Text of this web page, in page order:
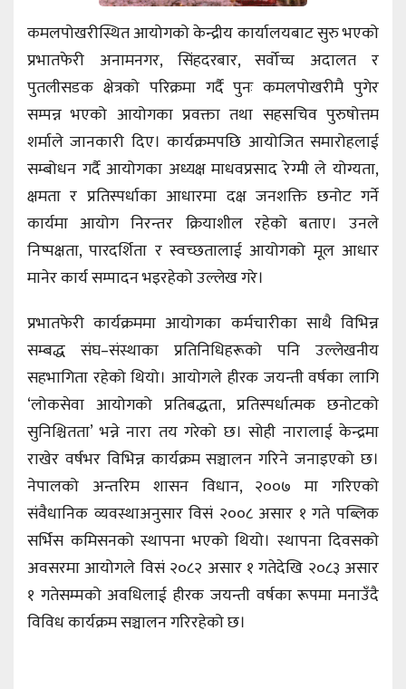
कमलपोखरीस्थित आयोगको केन्द्रीय कार्यालयबाट सुरु भएको
प्रभातफेरी अनामनगर, सिंहदरबार, सर्वोच्च अदालत र
पुतलीसडक क्षेत्रको परिक्रमा गर्दै पुनः कमलपोखरीमै पुगेर
सम्पन्न भएको आयोगका प्रवक्ता तथा सहसचिव पुरुषोत्तम
शर्माले जानकारी दिए। कार्यक्रमपछि आयोजित समारोहलाई
सम्बोधन गर्दै आयोगका अध्यक्ष माधवप्रसाद रेग्मी ले योग्यता,
क्षमता र प्रतिस्पर्धाका आधारमा दक्ष जनशक्ति छनोट गर्ने
कार्यमा आयोग निरन्तर क्रियाशील रहेको बताए। उनले
निष्पक्षता, पारदर्शिता र स्वच्छतालाई आयोगको मूल आधार
मानेर कार्य सम्पादन भइरहेको उल्लेख गरे।
प्रभातफेरी कार्यक्रममा आयोगका कर्मचारीका साथै विभिन्न
सम्बद्ध संघ–संस्थाका प्रतिनिधिहरूको पनि उल्लेखनीय
सहभागिता रहेको थियो। आयोगले हीरक जयन्ती वर्षका लागि
‘लोकसेवा आयोगको प्रतिबद्धता, प्रतिस्पर्धात्मक छनोटको
सुनिश्चितता’ भन्ने नारा तय गरेको छ। सोही नारालाई केन्द्रमा
राखेर वर्षभर विभिन्न कार्यक्रम सञ्चालन गरिने जनाइएको छ।
नेपालको अन्तरिम शासन विधान, २००७ मा गरिएको
संवैधानिक व्यवस्थाअनुसार विसं २००८ असार १ गते पब्लिक
सर्भिस कमिसनको स्थापना भएको थियो। स्थापना दिवसको
अवसरमा आयोगले विसं २०८२ असार १ गतेदेखि २०८३ असार
१ गतेसम्मको अवधिलाई हीरक जयन्ती वर्षका रूपमा मनाउँदै
विविध कार्यक्रम सञ्चालन गरिरहेको छ।